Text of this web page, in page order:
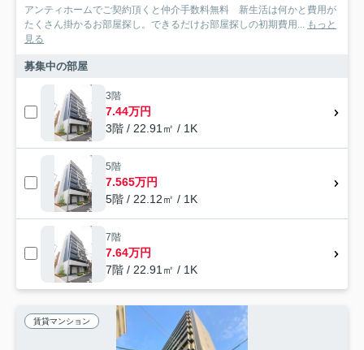
アンティホームでご契約頂くと仲介手数料無料 新生活は何かと費用が
たくさん掛かるお部屋探し。できるだけお部屋探しの初期費用... もっと
見る
募集中の部屋
3階
7.44万円
3階 / 22.91㎡ / 1K
5階
7.565万円
5階 / 22.12㎡ / 1K
7階
7.64万円
7階 / 22.91㎡ / 1K
賃貸マンション